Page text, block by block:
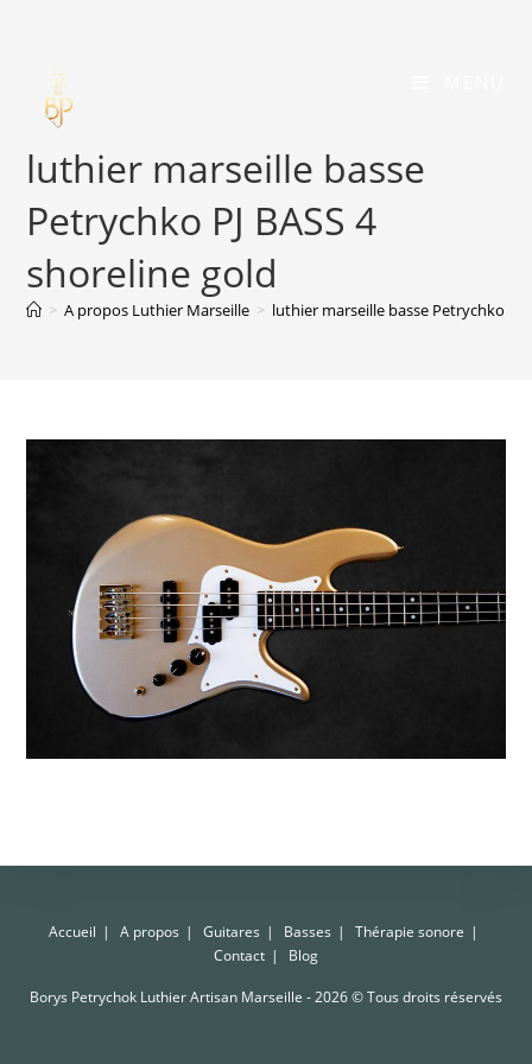
content
luthier marseille basse
Petrychko PJ BASS 4
shoreline gold
> A propos Luthier Marseille > luthier marseille basse Petrychko PJ
Accueil A propos Guitares Basses
Thérapie sonore
Contact
Blog
Borys Petrychok Luthier Artisan Marseille - 2026 © Tous droits réservés